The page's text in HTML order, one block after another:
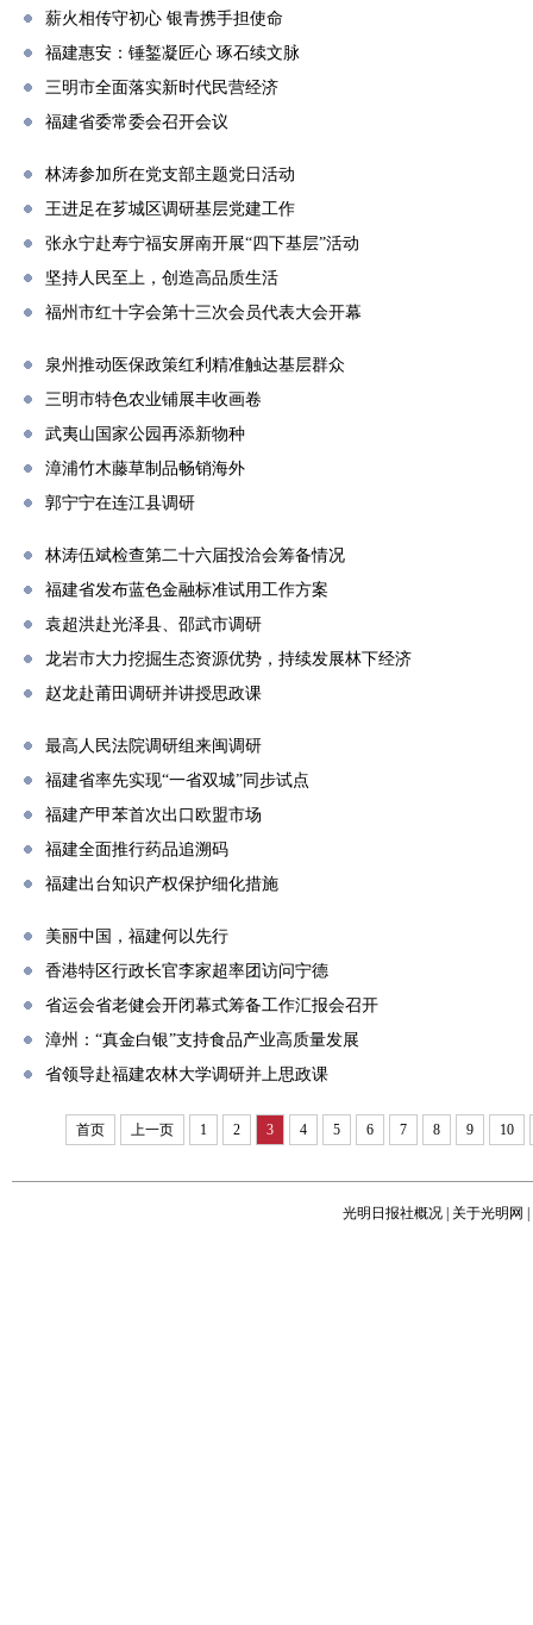
薪火相传守初心 银青携手担使命
福建惠安：锤錾凝匠心 琢石续文脉
三明市全面落实新时代民营经济
福建省委常委会召开会议
林涛参加所在党支部主题党日活动
王进足在芗城区调研基层党建工作
张永宁赴寿宁福安屏南开展“四下基层”活动
坚持人民至上，创造高品质生活
福州市红十字会第十三次会员代表大会开幕
泉州推动医保政策红利精准触达基层群众
三明市特色农业铺展丰收画卷
武夷山国家公园再添新物种
漳浦竹木藤草制品畅销海外
郭宁宁在连江县调研
林涛伍斌检查第二十六届投洽会筹备情况
福建省发布蓝色金融标准试用工作方案
袁超洪赴光泽县、邵武市调研
龙岩市大力挖掘生态资源优势，持续发展林下经济
赵龙赴莆田调研并讲授思政课
最高人民法院调研组来闽调研
福建省率先实现“一省双城”同步试点
福建产甲苯首次出口欧盟市场
福建全面推行药品追溯码
福建出台知识产权保护细化措施
美丽中国，福建何以先行
香港特区行政长官李家超率团访问宁德
省运会省老健会开闭幕式筹备工作汇报会召开
漳州：“真金白银”支持食品产业高质量发展
省领导赴福建农林大学调研并上思政课
首页 上一页 1 2 3 4 5 6 7 8 9 10
光明日报社概况 关于光明网